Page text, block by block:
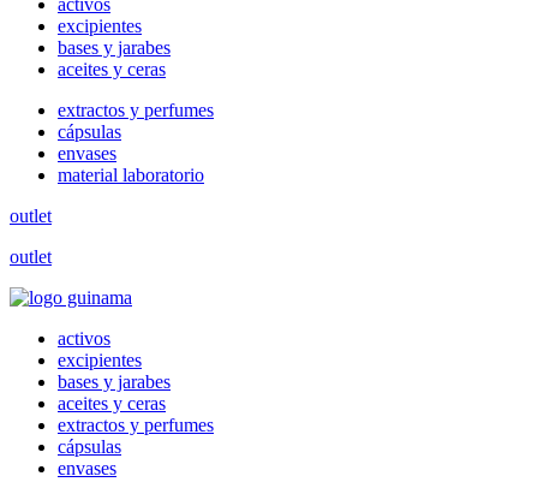
excipientes
bases y jarabes
aceites y ceras
extractos y perfumes
cápsulas
envases
material laboratorio
outlet
outlet
activos
excipientes
bases y jarabes
aceites y ceras
extractos y perfumes
cápsulas
envases